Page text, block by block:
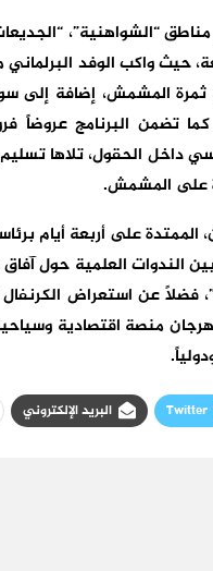
“الشواهنية”،
واكب الوفد البرلماني
ثمرة المشمش، إضافة
تضمن البرنامج عروضاً
داخل الحقول، تلاها
على المشمش.
الممتدة على أربعة أيام
الندوات العلمية حول آفاق
فضلاً عن استعراض
منصة اقتصادية
Twitter البريد الإلكتروني